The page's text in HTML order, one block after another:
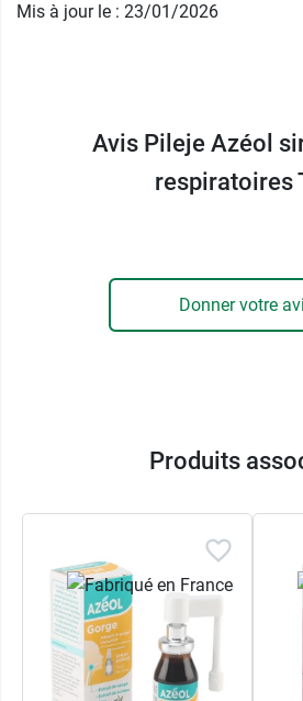
Mis à jour le : 23/01/2026
Avis Pileje Azéol
respiratoires
Donner votre
Produits